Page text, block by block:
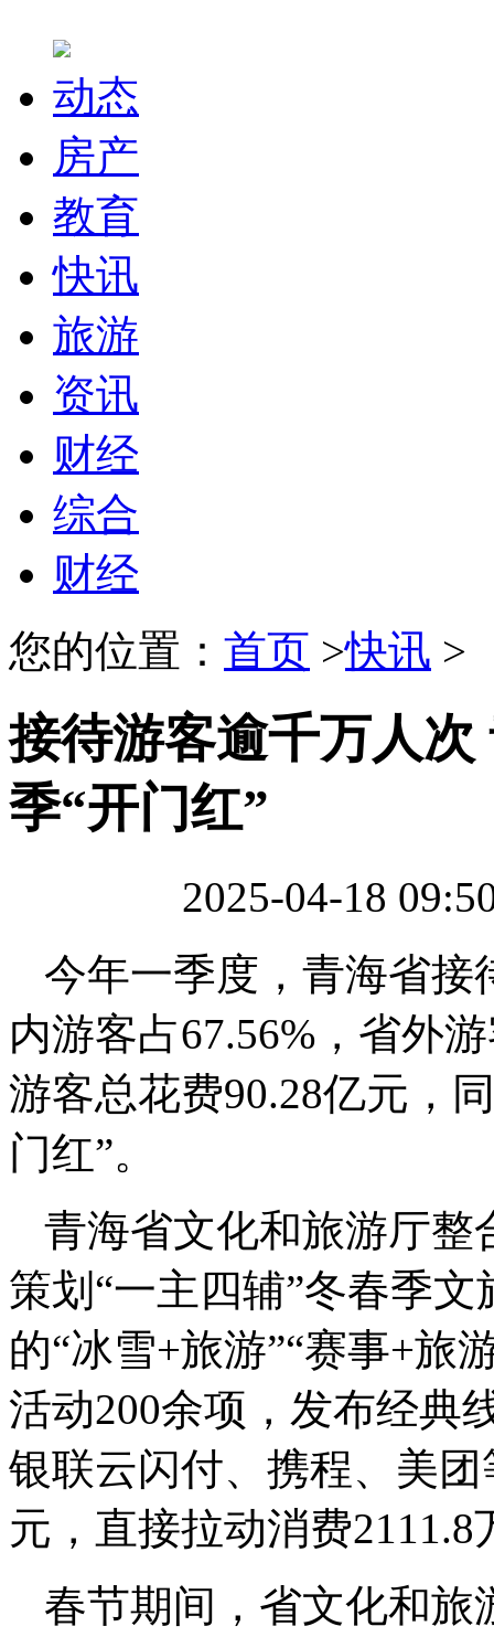
动态
房产
教育
快讯
旅游
资讯
财经
综合
财经
您的位置： 首页 >快讯 >
接待游客逾千万人
季“开门红”
2025-04-18
今年一季度，青海省接
内游客占67.56%，省外
游客总花费90.28亿元，
门红”。
青海省文化和旅游厅整
策划“一主四辅”冬春季
的“冰雪+旅游”“赛事+旅
活动200余项，发布经典
银联云闪付、携程、美
元，直接拉动消费
春节期间，省文化和旅